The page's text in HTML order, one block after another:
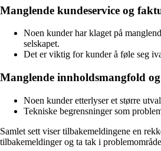
Manglende kundeservice og
Noen kunder har klaget på
selskapet.
Det er viktig for kunder å føle seg
Manglende innholdsmangfold
Noen kunder etterlyser et større
Tekniske begrensninger som
Samlet sett viser tilbakemeldingene en
tilbakemeldinger og ta tak i